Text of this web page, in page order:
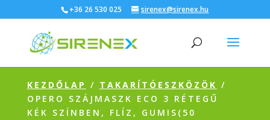
+36 26 530 025 sirenex@sirenex.hu
KEZDŐLAP / TAKARÍTÓESZKÖZÖK /
OPERO SZÁJMASZK ECO 3 RÉTEGŰ
KÉK SZÍNBEN, FLÍZ, GUMIS(50